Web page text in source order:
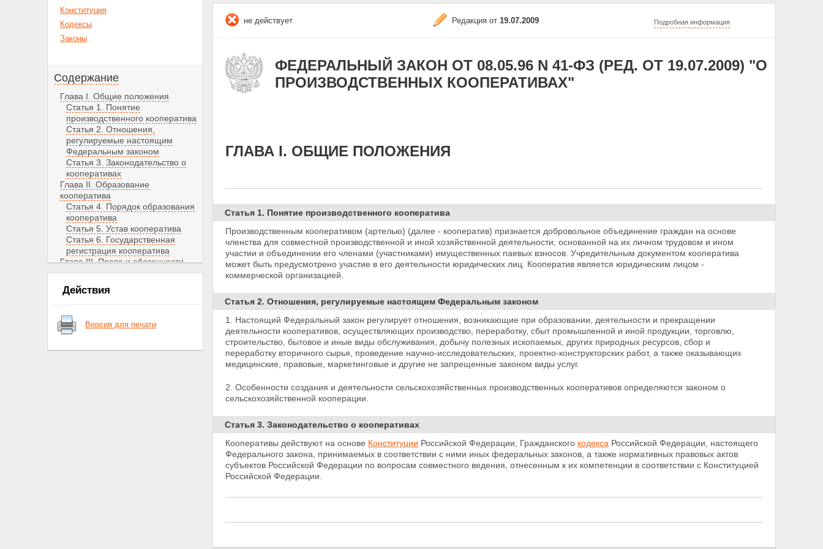
Конституция
Кодексы
Законы
Содержание
Глава I. Общие положения
Статья 1. Понятие
производственного кооператива
Статья 2. Отношения,
регулируемые настоящим
Федеральным законом
Статья 3. Законодательство о
кооперативах
Глава II. Образование
кооператива
Статья 4. Порядок образования
кооператива
Статья 5. Устав кооператива
Статья 6. Государственная
регистрация кооператива
Глава III. Права и обязанности
члена кооператива
Статья 7. Членство в
кооперативе
обязанности члена кооператива
Глава IV. Имущество
Статья 9. Имущество
Действия
Версия для печати
не действует Редакция от 19.07.2009 Подробная информация
ФЕДЕРАЛЬНЫЙ ЗАКОН ОТ 08.05.96 N 41-ФЗ (РЕД. ОТ 19.07.2009) "О
ПРОИЗВОДСТВЕННЫХ КООПЕРАТИВАХ"
ГЛАВА I. ОБЩИЕ ПОЛОЖЕНИЯ
Статья 1. Понятие производственного кооператива
Производственным кооперативом (артелью) (далее - кооператив) признается добровольное объединение граждан на основе
членства для совместной производственной и иной хозяйственной деятельности, основанной на их личном трудовом и ином
участии и объединении его членами (участниками) имущественных паевых взносов. Учредительным документом кооператива
может быть предусмотрено участие в его деятельности юридических лиц. Кооператив является юридическим лицом -
коммерческой организацией.
Статья 2. Отношения, регулируемые настоящим Федеральным законом
1. Настоящий Федеральный закон регулирует отношения, возникающие при образовании, деятельности и прекращении
деятельности кооперативов, осуществляющих производство, переработку, сбыт промышленной и иной продукции, торговлю,
строительство, бытовое и иные виды обслуживания, добычу полезных ископаемых, других природных ресурсов, сбор и
переработку вторичного сырья, проведение научно-исследовательских, проектно-конструкторских работ, а также оказывающих
медицинские, правовые, маркетинговые и другие не запрещенные законом виды услуг.
2. Особенности создания и деятельности сельскохозяйственных производственных кооперативов определяются законом о
сельскохозяйственной кооперации.
Статья 3. Законодательство о кооперативах
Кооперативы действуют на основе Конституции Российской Федерации, Гражданского кодекса Российской Федерации, настоящего
Федерального закона, принимаемых в соответствии с ними иных федеральных законов, а также нормативных правовых актов
субъектов Российской Федерации по вопросам совместного ведения, отнесенным к их компетенции в соответствии с Конституцией
Российской Федерации.